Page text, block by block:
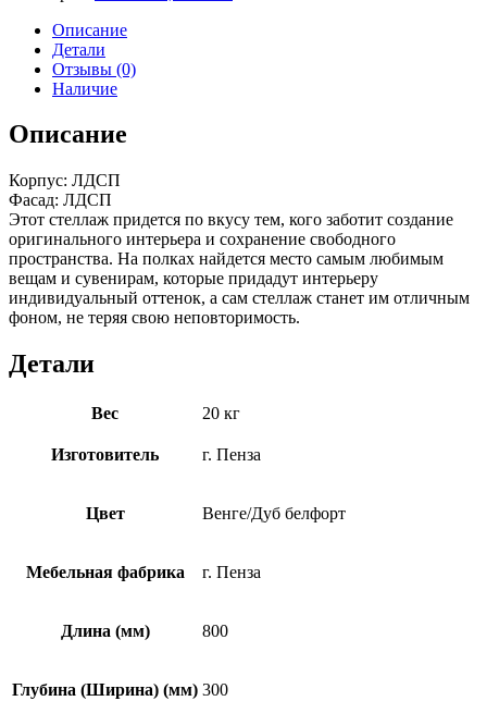
Описание
Детали
Отзывы (0)
Наличие
Описание
Корпус: ЛДСП
Фасад: ЛДСП
Этот стеллаж придется по вкусу тем, кого заботит создание
оригинального интерьера и сохранение свободного
пространства. На полках найдется место самым любимым
вещам и сувенирам, которые придадут интерьеру
индивидуальный оттенок, а сам стеллаж станет им отличным
фоном, не теряя свою неповторимость.
Детали
Вес 20 кг
Изготовитель г. Пенза
Цвет Венге/Дуб белфорт
Мебельная фабрика г. Пенза
Длина (мм) 800
Глубина (Ширина) (мм) 300